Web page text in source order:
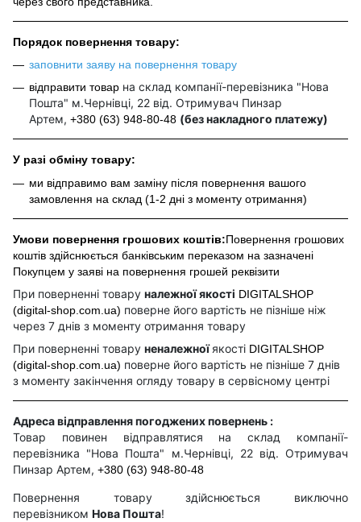
Порядок повернення товару:
заповнити заяву на повернення товару
відправити товар на склад компанії-перевізника "Нова
Пошта" м.Чернівці, 22 від. Отримувач Пинзар
Артем, +380 (63) 948-80-48 (без накладного платежу)
У разі обміну товару:
ми відправимо вам заміну після повернення вашого
замовлення на склад (1-2 дні з моменту отримання)
Умови повернення грошових коштів:Повернення грошових
коштів здійснюється банківським переказом на зазначені
Покупцем у заяві на повернення грошей реквізити
При поверненні товару належної якості DIGITALSHOP
(digital-shop.com.ua) поверне його вартість не пізніше ніж
через 7 днів з моменту отримання товару
При поверненні товару неналежноїякості DIGITALSHOP
(digital-shop.com.ua) поверне його вартість не пізніше 7 днів
з моменту закінчення огляду товару в сервісному центрі
Адреса відправлення погоджених повернень :
Товар повинен відправлятися на склад компанії-
перевізника "Нова Пошта" м.Чернівці, 22 від. Отримувач
Пинзар Артем, +380 (63) 948-80-48
Повернення товару здійснюється виключно
перевізником Нова Пошта!